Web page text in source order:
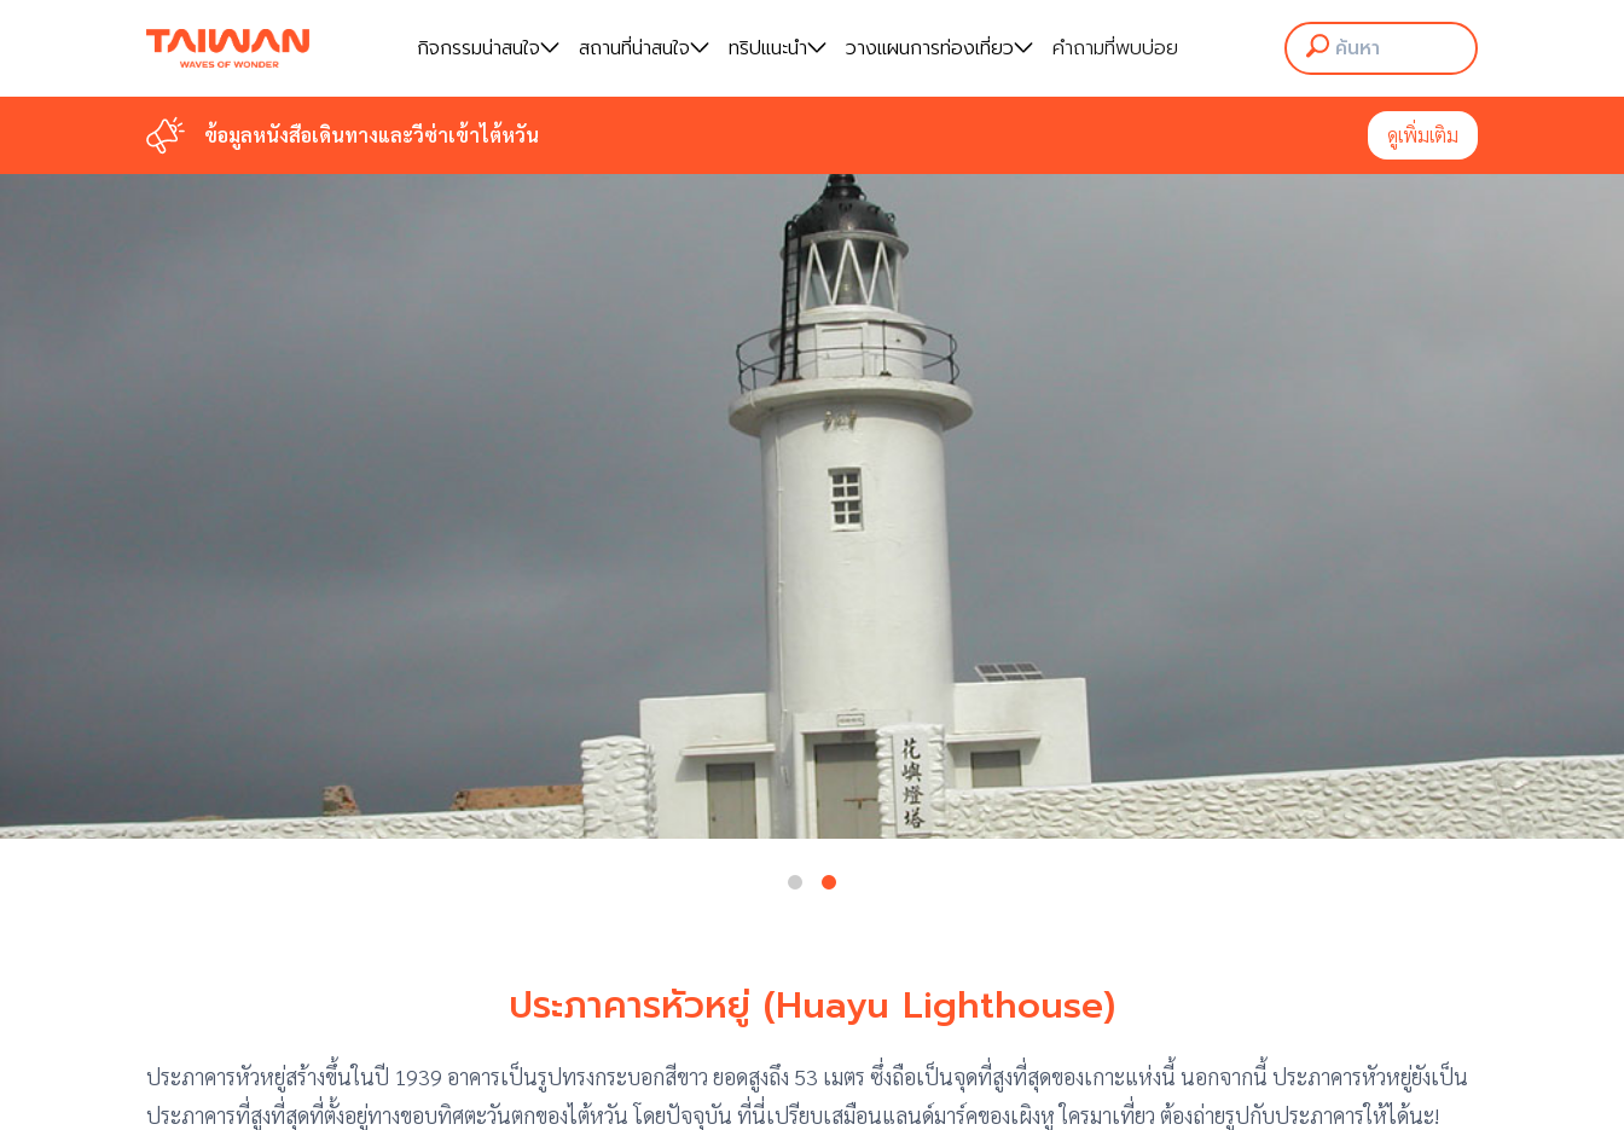
กิจกรรมน่าสนใจ สถานที่น่าสนใจ ทริปแนะนำ วางแผนการท่องเที่ยว คำถามที่พบบ่อย
ข้อมูลหนังสือเดินทางและวีซ่าเข้าไต้หวัน ดูเพิ่มเติม
ประภาคารหัวหยู่ (Huayu Lighthouse)
ประภาคารหัวหยู่สร้างขึ้นในปี 1939 อาคารเป็นรูปทรงกระบอกสีขาว ยอดสูงถึง 53 เมตร ซึ่งถือเป็นจุดที่สูงที่สุดของเกาะแห่งนี้ นอกจากนี้ ประภาคารหัวหยู่ยังเป็น
ประภาคารที่สูงที่สุดที่ตั้งอยู่ทางขอบทิศตะวันตกของไต้หวัน โดยปัจจุบัน ที่นี่เปรียบเสมือนแลนด์มาร์คของเผิงหู ใครมาเที่ยว ต้องถ่ายรูปกับประภาคารให้ได้นะ!